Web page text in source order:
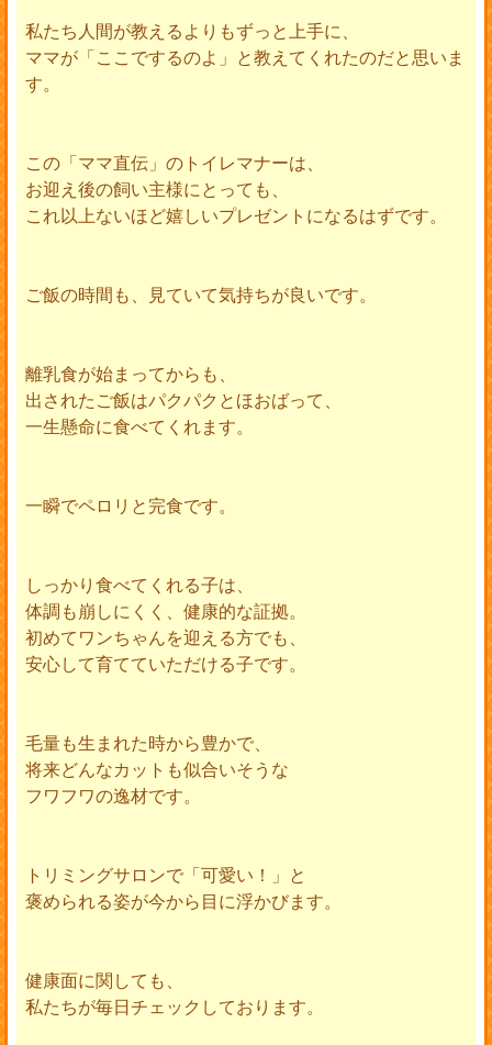
私たち人間が教えるよりもずっと上手に、
ママが「ここでするのよ」と教えてくれたのだと思いま
す。
この「ママ直伝」のトイレマナーは、
お迎え後の飼い主様にとっても、
これ以上ないほど嬉しいプレゼントになるはずです。
ご飯の時間も、見ていて気持ちが良いです。
離乳食が始まってからも、
出されたご飯はパクパクとほおばって、
一生懸命に食べてくれます。
一瞬でペロリと完食です。
しっかり食べてくれる子は、
体調も崩しにくく、健康的な証拠。
初めてワンちゃんを迎える方でも、
安心して育てていただける子です。
毛量も生まれた時から豊かで、
将来どんなカットも似合いそうな
フワフワの逸材です。
トリミングサロンで「可愛い！」と
褒められる姿が今から目に浮かびます。
健康面に関しても、
私たちが毎日チェックしております。